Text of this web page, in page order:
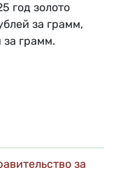
год золото
за грамм,
за грамм.
за